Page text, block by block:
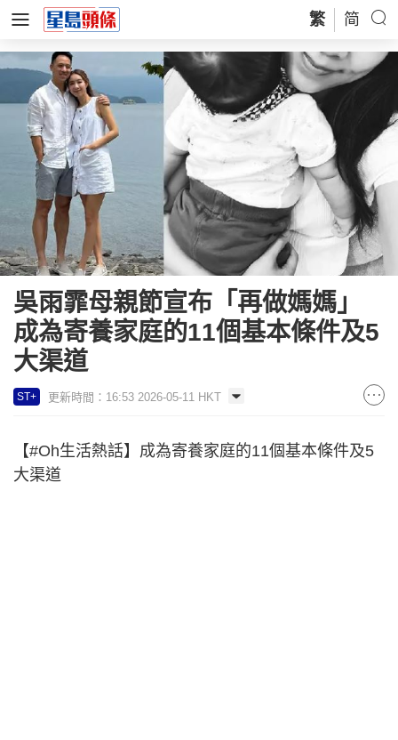
繁 简
吳雨霏母親節宣布「再做媽媽」
成為寄養家庭的11個基本條件及5
大渠道
ST+ 更新時間：16:53 2026-05-11 HKT
【#Oh生活熱話】成為寄養家庭的11個基本條件及5
大渠道